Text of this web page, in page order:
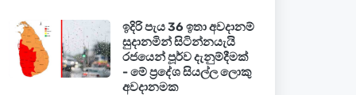
ඉදිරි පැය 36 ඉතා අවදානම්
සුදානමින් සිටින්නයැයි
රජයෙන් පූර්ව දැනුම්දීමක්
- මේ ප්‍රදේශ සියල්ල ලොකු
අවදානමක